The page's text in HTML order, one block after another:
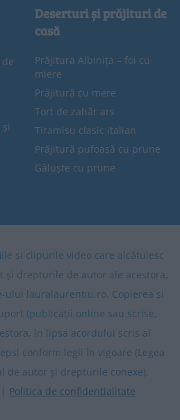
Deserturi și prăjituri de
casă
Prăjitura Albinița – foi cu
miere
Prăjitură cu mere
Tort de zahăr ars
Tiramisu clasic italian
Prăjitură pufoasă cu prune
Găluște cu prune
și clipurile video care alcătuiesc
și drepturile de autor ale acestora,
lauralaurentiu.ro. Copierea și
(publicații online sau scrise,
în lipsa acordului scris al
conform legii în vigoare (Legea
de autor și drepturile conexe).
| Politica de confidentialitate